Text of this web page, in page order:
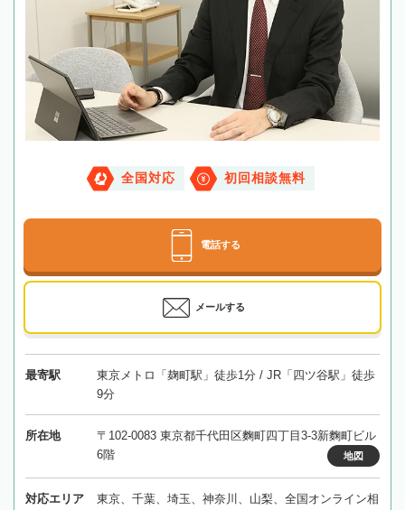
全国対応 初回相談無料
電話する
メールする
最寄駅
東京メトロ「麹町駅」徒歩1分 / JR「四ツ谷駅」徒歩
9分
所在地
〒102-0083 東京都千代田区麴町四丁目3-3新麴町ビル
6階
地図
対応エリア
東京、千葉、埼玉、神奈川、山梨、全国オンライン相